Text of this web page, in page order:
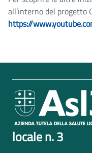
all’interno del progetto
https://
locale n. 3